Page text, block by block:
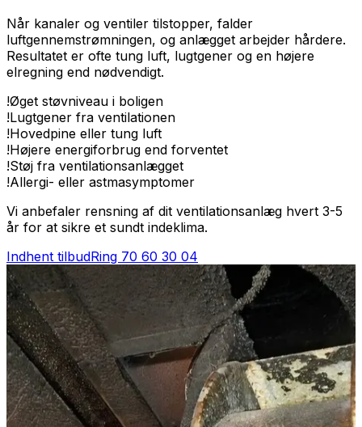
Når kanaler og ventiler tilstopper, falder
luftgennemstrømningen, og anlægget arbejder hårdere.
Resultatet er ofte tung luft, lugtgener og en højere
elregning end nødvendigt.
!Øget støvniveau i boligen
!Lugtgener fra ventilationen
!Hovedpine eller tung luft
!Højere energiforbrug end forventet
!Støj fra ventilationsanlægget
!Allergi- eller astmasymptomer
Vi anbefaler rensning af dit ventilationsanlæg hvert 3-5
år for at sikre et sundt indeklima.
Indhent tilbudRing 70 60 30 04